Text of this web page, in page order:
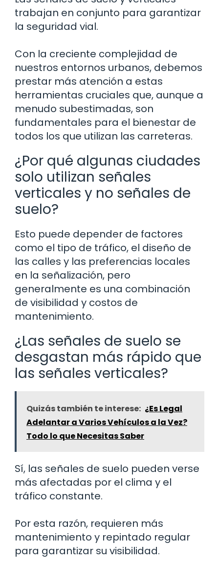
trabajan en conjunto para garantizar
la seguridad vial.
Con la creciente complejidad de
nuestros entornos urbanos, debemos
prestar más atención a estas
herramientas cruciales que, aunque a
menudo subestimadas, son
fundamentales para el bienestar de
todos los que utilizan las carreteras.
¿Por qué algunas ciudades
solo utilizan señales
verticales y no señales de
suelo?
Esto puede depender de factores
como el tipo de tráfico, el diseño de
las calles y las preferencias locales
en la señalización, pero
generalmente es una combinación
de visibilidad y costos de
mantenimiento.
¿Las señales de suelo se
desgastan más rápido que
las señales verticales?
Quizás también te interese: ¿Es Legal
Adelantar a Varios Vehículos a la Vez?
Todo lo que Necesitas Saber
Sí, las señales de suelo pueden verse
más afectadas por el clima y el
tráfico constante.
Por esta razón, requieren más
mantenimiento y repintado regular
para garantizar su visibilidad.